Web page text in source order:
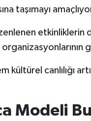
taşımayı
etkinliklerin
kültürel canlılığı
Modeli